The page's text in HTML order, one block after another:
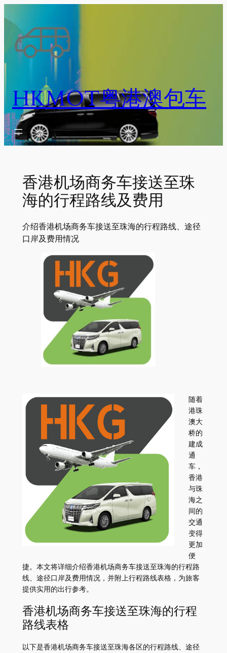
至
HKMOT粤港澳包车
香港机场商务车接送至珠
海的行程路线及费用
介绍香港机场商务车接送至珠海的行程路线、途径
口岸及费用情况
随着
港珠
澳大
桥的
建成
通
车，
香港
与珠
海之
间的
交通
变得
更加
便
捷。本文将详细介绍香港机场商务车接送至珠海的行程路
线、途径口岸及费用情况，并附上行程路线表格，为旅客
提供实用的出行参考。
香港机场商务车接送至珠海的行程
路线表格
以下是香港机场商务车接送至珠海各区的行程路线、途径